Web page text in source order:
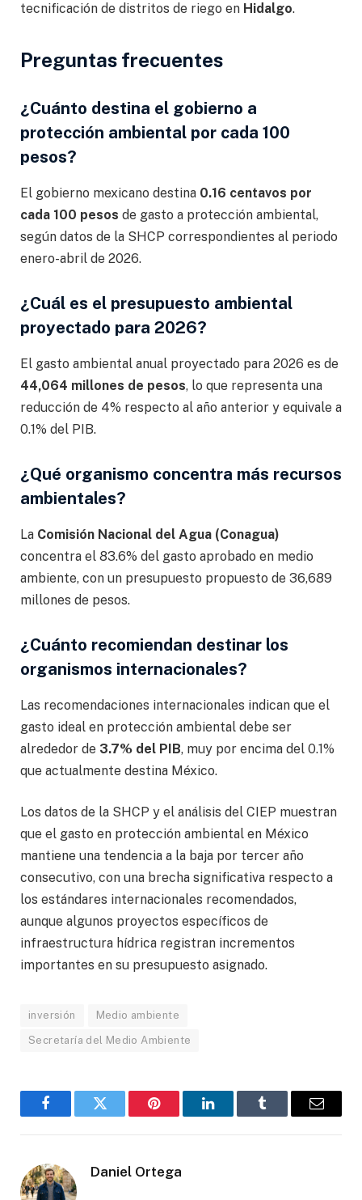
tecnificación de distritos de riego en Hidalgo.
Preguntas frecuentes
¿Cuánto destina el gobierno a
protección ambiental por cada 100
pesos?
El gobierno mexicano destina 0.16 centavos por
cada 100 pesos de gasto a protección ambiental,
según datos de la SHCP correspondientes al periodo
enero-abril de 2026.
¿Cuál es el presupuesto ambiental
proyectado para 2026?
El gasto ambiental anual proyectado para 2026 es de
44,064 millones de pesos, lo que representa una
reducción de 4% respecto al año anterior y equivale a
0.1% del PIB.
¿Qué organismo concentra más recursos
ambientales?
La Comisión Nacional del Agua (Conagua)
concentra el 83.6% del gasto aprobado en medio
ambiente, con un presupuesto propuesto de 36,689
millones de pesos.
¿Cuánto recomiendan destinar los
organismos internacionales?
Las recomendaciones internacionales indican que el
gasto ideal en protección ambiental debe ser
alrededor de 3.7% del PIB, muy por encima del 0.1%
que actualmente destina México.
Los datos de la SHCP y el análisis del CIEP muestran
que el gasto en protección ambiental en México
mantiene una tendencia a la baja por tercer año
consecutivo, con una brecha significativa respecto a
los estándares internacionales recomendados,
aunque algunos proyectos específicos de
infraestructura hídrica registran incrementos
importantes en su presupuesto asignado.
inversión Medio ambiente
Secretaría del Medio Ambiente
FacebookGorjeo Pinterest LinkedInTumblr
Correo
Daniel Ortega